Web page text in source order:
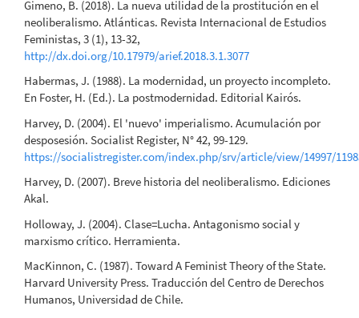
Gimeno, B. (2018). La nueva utilidad de la prostitución en el
neoliberalismo. Atlánticas. Revista Internacional de Estudios
Feministas, 3 (1), 13-32,
http://dx.doi.org/10.17979/arief.2018.3.1.3077
Habermas, J. (1988). La modernidad, un proyecto incompleto.
En Foster, H. (Ed.). La postmodernidad. Editorial Kairós.
Harvey, D. (2004). El 'nuevo' imperialismo. Acumulación por
desposesión. Socialist Register, N° 42, 99-129.
https://socialistregister.com/index.php/srv/article/view/14997/
Harvey, D. (2007). Breve historia del neoliberalismo. Ediciones
Akal.
Holloway, J. (2004). Clase=Lucha. Antagonismo social y
marxismo crítico. Herramienta.
MacKinnon, C. (1987). Toward A Feminist Theory of the State.
Harvard University Press. Traducción del Centro de Derechos
Humanos, Universidad de Chile.